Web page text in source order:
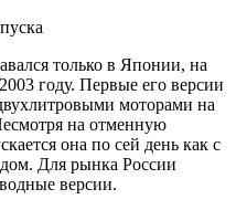
только в Японии, на
году. Первые его версии
моторами на
на отменную
она по сей день как с
Для рынка России
версии.